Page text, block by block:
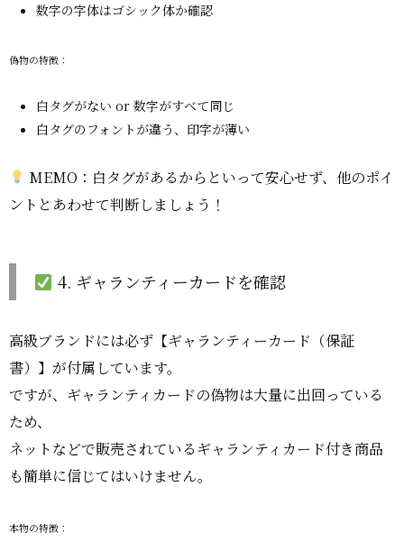
数字の字体はゴシック体か確認
偽物の特徴：
白タグがない or 数字がすべて同じ
白タグのフォントが違う、印字が薄い
MEMO：白タグがあるからといって安心せず、他のポイ
ントとあわせて判断しましょう！
4. ギャランティーカードを確認
高級ブランドには必ず【ギャランティーカード（保証
書）】が付属しています。
ですが、ギャランティカードの偽物は大量に出回っている
ため、
ネットなどで販売されているギャランティカード付き商品
も簡単に信じてはいけません。
本物の特徴：